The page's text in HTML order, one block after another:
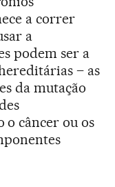
a correr
a
podem ser a
– as
da mutação
o câncer ou os